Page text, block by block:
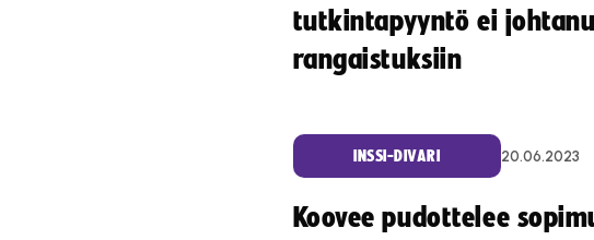
tutkintapyyntö ei
rangaistuksiin
INSSI-DIVARI 20.06.2023
Koovee pudottelee